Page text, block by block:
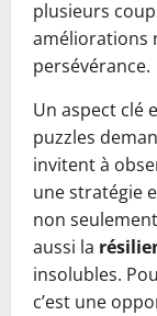
plusieurs
améliorations
persévérance.
Un aspect clé
puzzles
invitent à
une stratégie
non
aussi la
insolubles.
c’est une